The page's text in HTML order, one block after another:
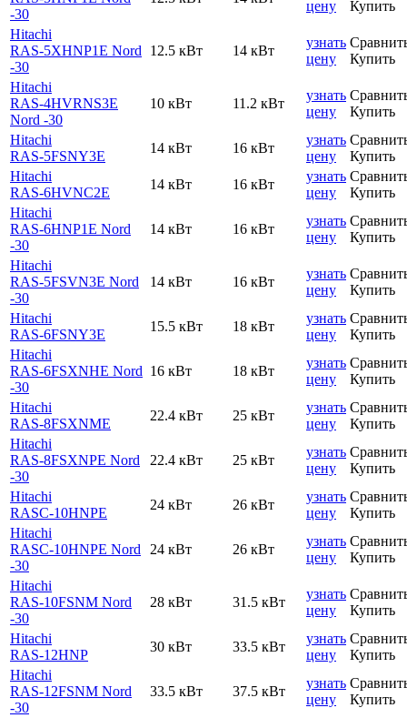
-30
цену
Купить
Hitachi
RAS-5XHNP1E Nord
-30
12.5 кВт 14 кВт
узнать
цену
Купить
Hitachi
RAS-4HVRNS3E
Nord -30
10 кВт 11.2 кВт
узнать
цену
Купить
Hitachi
RAS-5FSNY3E
14 кВт 16 кВт
узнать
цену
Купить
Hitachi
RAS-6HVNC2E
14 кВт 16 кВт
узнать
цену
Купить
Hitachi
RAS-6HNP1E Nord
-30
14 кВт 16 кВт
узнать
цену
Купить
Hitachi
RAS-5FSVN3E Nord
-30
14 кВт 16 кВт
узнать
цену
Купить
Hitachi
RAS-6FSNY3E
15.5 кВт 18 кВт
узнать
цену
Купить
Hitachi
RAS-6FSXNHE Nord
-30
16 кВт 18 кВт
узнать
цену
Купить
Hitachi
RAS-8FSXNME
22.4 кВт 25 кВт
узнать
цену
Купить
Hitachi
RAS-8FSXNPE Nord
-30
22.4 кВт 25 кВт
узнать
цену
Купить
Hitachi
RASC-10HNPE
24 кВт 26 кВт
узнать
цену
Купить
Hitachi
RASC-10HNPE Nord
-30
24 кВт 26 кВт
узнать
цену
Купить
Hitachi
RAS-10FSNM Nord
-30
28 кВт 31.5 кВт
узнать
цену
Купить
Hitachi
RAS-12HNP
30 кВт 33.5 кВт
узнать
цену
Купить
Hitachi
RAS-12FSNM Nord
-30
33.5 кВт 37.5 кВт
узнать
цену
Купить